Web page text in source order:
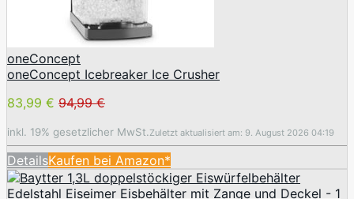
oneConcept
oneConcept Icebreaker Ice Crusher
83,99 € 94,99 €
inkl. 19% gesetzlicher MwSt. Zuletzt aktualisiert am: 9. August 2026 04:19
DetailsKaufen bei Amazon*